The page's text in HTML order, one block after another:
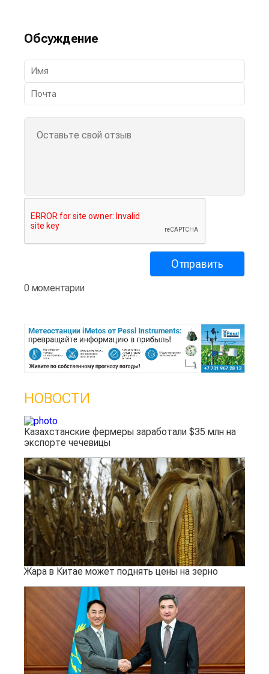
Обсуждение
0 моментарии
НОВОСТИ
Казахстанские фермеры заработали $35 млн на
экспорте чечевицы
Жара в Китае может поднять цены на зерно